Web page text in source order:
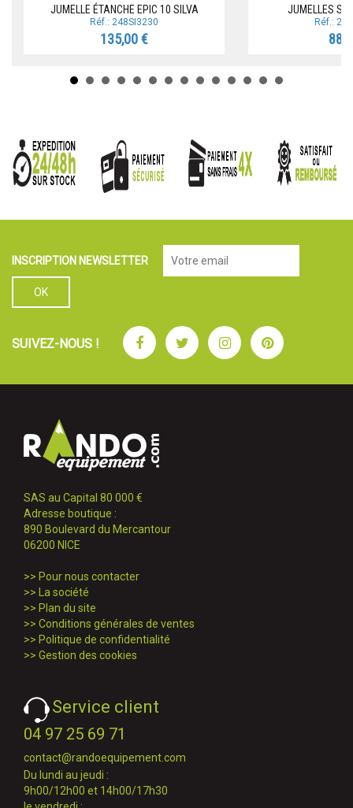
JUMELLE ÉTANCHE EPIC 10 SILVA
Réf.: 248SI3230
135,00 €
JUMELLES
Réf.:
INSCRIPTION NEWSLETTER
SUIVEZ-NOUS ! FacebookTwitterInstagramPinterest
SAS au Capital 80 000 €
Adresse boutique :
890 Boulevard du Mercantour
06200 NICE
>> Pour nous contacter
>>
La société
>> Plan du site
>> Conditions générales de ventes
>> Politique de confidentialité
>> Gestion des cookies
Service client
04 97 25 69 71
contact@randoequipement.com
Du lundi au jeudi :
9h00/12h00 et 14h00/17h30